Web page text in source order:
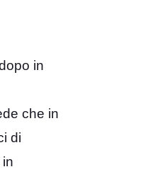
in
che in
di